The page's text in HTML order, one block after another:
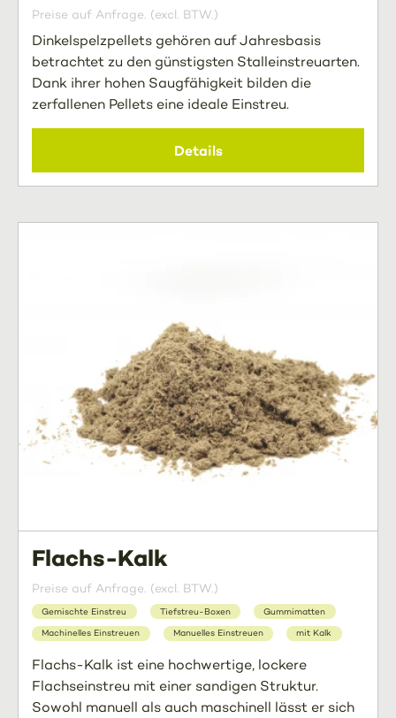
Preise auf Anfrage. (excl. BTW.)
Dinkelspelzpellets gehören auf Jahresbasis
betrachtet zu den günstigsten Stalleinstreuarten.
Dank ihrer hohen Saugfähigkeit bilden die
zerfallenen Pellets eine ideale Einstreu.
Details
Flachs-Kalk
Preise auf Anfrage. (excl. BTW.)
Gemischte Einstreu Tiefstreu-Boxen Gummimatten
Machinelles Einstreuen Manuelles Einstreuen mit Kalk
Flachs-Kalk ist eine hochwertige, lockere
Flachseinstreu mit einer sandigen Struktur.
Sowohl manuell als auch maschinell lässt er sich